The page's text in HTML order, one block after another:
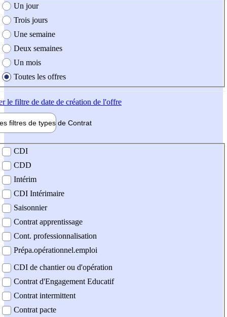
création de l'offre
Un jour
Trois jours
Une semaine
Deux semaines
Un mois
Toutes les offres
le filtre de date de création de l'offre
filtres de types de Contrat
contrat
CDI
CDD
Intérim
CDI Intérimaire
Saisonnier
Contrat apprentissage
Cont. professionnalisation
Prépa.opérationnel.emploi
CDI de chantier ou d'opération
Contrat d'Engagement Educatif
Contrat intermittent
Contrat pacte